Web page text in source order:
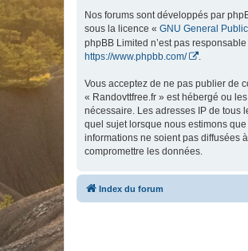
Nos forums sont développés par
sous la licence « GNU General
phpBB Limited n’est pas
https://www.phpbb.com/
Vous acceptez de ne pas publier de
« Randovttfree.fr » est hébergé ou
nécessaire. Les adresses IP de tous
quel sujet lorsque nous estimons
informations ne soient pas diffusées
compromettre les données.
Index du forum